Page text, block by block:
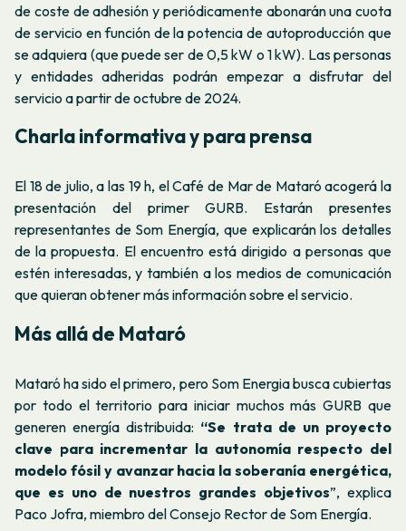
de coste de adhesión y periódicamente abonarán una cuota
de servicio en función de la potencia de autoproducción que
se adquiera (que puede ser de 0,5 kW o 1 kW). Las personas
y entidades adheridas podrán empezar a disfrutar del
servicio a partir de octubre de 2024.
Charla informativa y para prensa
El 18 de julio, a las 19 h, el Café de Mar de Mataró acogerá la
presentación del primer GURB. Estarán presentes
representantes de Som Energía, que explicarán los detalles
de la propuesta. El encuentro está dirigido a personas que
estén interesadas, y también a los medios de comunicación
que quieran obtener más información sobre el servicio.
Más allá de Mataró
Mataró ha sido el primero, pero Som Energia busca cubiertas
por todo el territorio para iniciar muchos más GURB que
generen energía distribuida: “Se trata de un proyecto
clave para incrementar la autonomía respecto del
modelo fósil y avanzar hacia la soberanía energética,
que es uno de nuestros grandes objetivos”, explica
Paco Jofra, miembro del Consejo Rector de Som Energía.